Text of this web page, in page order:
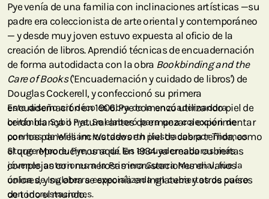
Pye venía de una familia con inclinaciones artísticas —su
padre era coleccionista de arte oriental y contemporáneo
— y desde muy joven estuvo expuesta al oficio de la
creación de libros. Aprendió técnicas de encuadernación
de forma autodidacta con la obra Bookbinding and the
Care of Books('Encuadernación y cuidado de libros') de
Douglas Cockerell, y confeccionó su primera
encuadernación en 1906. Pye comenzó utilizando piel de
cerdo blanca o natural antes de empezar a experimentar
con los paneles incrustados en piel de cabra teñida, como
el que reproducimos aquí. En 1934 ya creaba cubiertas
complejas con numerosas incrustaciones en varios
colores, y su obra se exponía en Inglaterra y otros países
de todo el mundo.
Este diseño art déco es obra de la encuadernadora
británica Sybil Pye. Se elaboró para una colección de
poemas de William Wordsworth ilustrados por Thomas
Sturge Moore. Pye, una de las encuadernadoras más
jóvenes anteriores a la Primera Guerra Mundial, fue la
única de Inglaterra especializada en cubiertas de cuero
con incrustaciones.